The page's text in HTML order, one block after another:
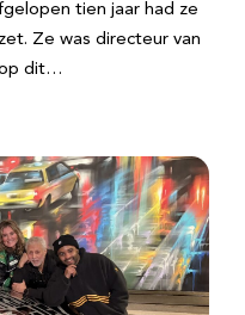
tien jaar had ze
Ze was directeur van
op dit…